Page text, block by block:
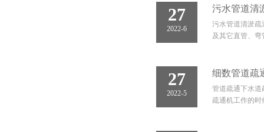
27
2022-6
污水管道清
污水管道清淤疏
及其它直管、
27
2022-5
细数管道疏
管道疏通下水道
疏通机工作的